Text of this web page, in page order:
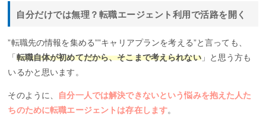
自分だけでは無理？転職エージェント利用で活路を開く
”転職先の情報を集める””キャリアプランを考える”と言っても、
「 転職自体が初めてだから、そこまで考えられない」と思う方も
いるかと思います。
そのように、
自分一人では解決できないという悩みを抱えた人た
ちのために転職エージェントは存在します。